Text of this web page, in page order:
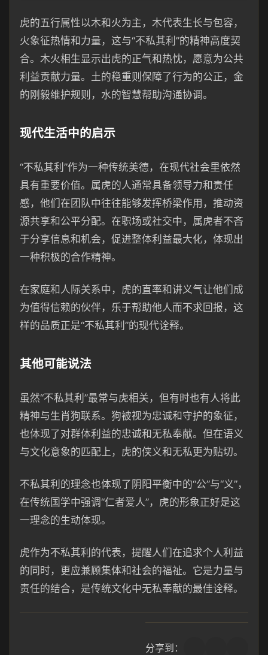
虎的五行属性以木和火为主，木代表生长与包容，
火象征热情和力量，这与“不私其利”的精神高度契
合。木火相生显示出虎的正气和热忱，愿意为公共
利益贡献力量。土的稳重则保障了行为的公正，金
的刚毅维护规则，水的智慧帮助沟通协调。
现代生活中的启示
“不私其利”作为一种传统美德，在现代社会里依然
具有重要价值。属虎的人通常具备领导力和责任
感，他们在团队中往往能够发挥桥梁作用，推动资
源共享和公平分配。在职场或社交中，属虎者不吝
于分享信息和机会，促进整体利益最大化，体现出
一种积极的合作精神。
在家庭和人际关系中，虎的直率和讲义气让他们成
为值得信赖的伙伴，乐于帮助他人而不求回报，这
样的品质正是“不私其利”的现代诠释。
其他可能说法
虽然“不私其利”最常与虎相关，但有时也有人将此
精神与生肖狗联系。狗被视为忠诚和守护的象征，
也体现了对群体利益的忠诚和无私奉献。但在语义
与文化意象的匹配上，虎的侠义和无私更为贴切。
不私其利的理念也体现了阴阳平衡中的“公”与“义”，
在传统国学中强调“仁者爱人”，虎的形象正好是这
一理念的生动体现。
虎作为不私其利的代表，提醒人们在追求个人利益
的同时，更应兼顾集体和社会的福祉。它是力量与
责任的结合，是传统文化中无私奉献的最佳诠释。
分享到：